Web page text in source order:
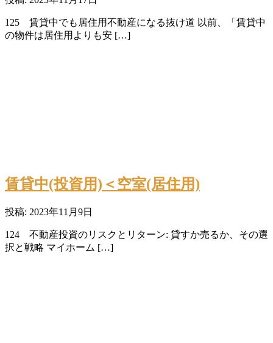
125 賃貸中でも居住用不動産になる抜け道 以前、「賃貸中
の物件は居住用よりも安 […]
賃貸中(投資用)＜空室(居住用)
投稿: 2023年11月9日
124 不動産投資のリスクとリターン: 貸すか売るか、その選
択と戦略 マイホーム […]